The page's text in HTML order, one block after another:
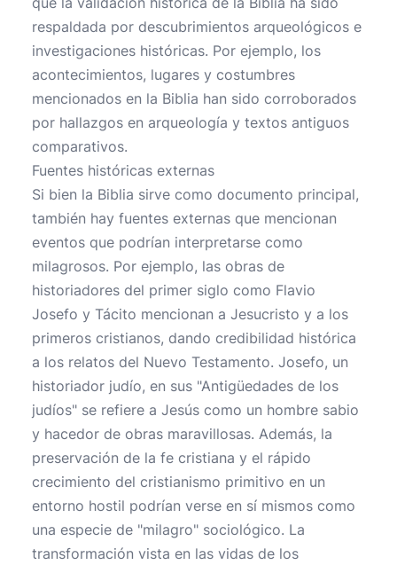
respaldada por descubrimientos arqueológicos e
investigaciones históricas. Por ejemplo, los
acontecimientos, lugares y costumbres
mencionados en la Biblia han sido corroborados
por hallazgos en arqueología y textos antiguos
comparativos.
Fuentes históricas externas
Si bien la Biblia sirve como documento principal,
también hay fuentes externas que mencionan
eventos que podrían interpretarse como
milagrosos. Por ejemplo, las obras de
historiadores del primer siglo como Flavio
Josefo y Tácito mencionan a Jesucristo y a los
primeros cristianos, dando credibilidad histórica
a los relatos del Nuevo Testamento. Josefo, un
historiador judío, en sus "Antigüedades de los
judíos" se refiere a Jesús como un hombre sabio
y hacedor de obras maravillosas. Además, la
preservación de la fe cristiana y el rápido
crecimiento del cristianismo primitivo en un
entorno hostil podrían verse en sí mismos como
una especie de "milagro" sociológico. La
transformación vista en las vidas de los